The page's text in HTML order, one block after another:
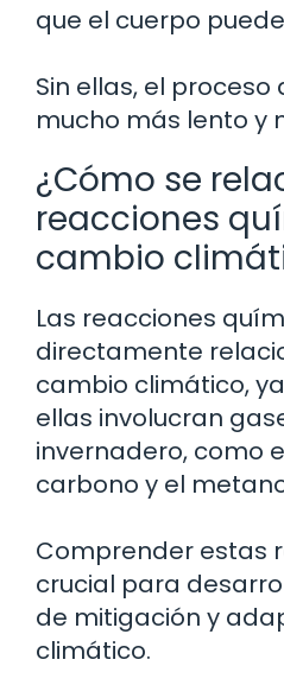
que el cuerpo
Sin ellas, el
mucho más lento y
¿Cómo se
reacciones
cambio
Las reacciones
directamente
cambio climático,
ellas involucran
invernadero, como
carbono y el
Comprender estas
crucial para
de mitigación y
climático.